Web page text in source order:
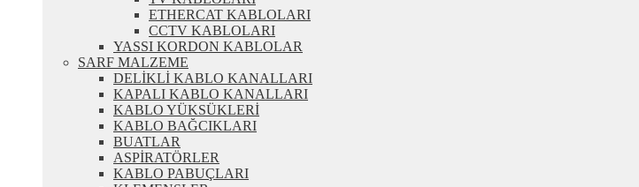
ETHERCAT KABLOLARI
CCTV KABLOLARI
YASSI KORDON KABLOLAR
SARF MALZEME
DELİKLİ KABLO KANALLARI
KAPALI KABLO KANALLARI
KABLO YÜKSÜKLERİ
KABLO BAĞCIKLARI
BUATLAR
ASPİRATÖRLER
KABLO PABUÇLARI